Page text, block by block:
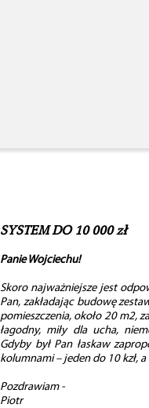
SYSTEM DO 10 000 zł
Panie Wojciechu!
Skoro najważniejsze jest
Pan, zakładając budowę
pomieszczenia, około 20 m2,
łagodny, miły dla ucha,
Gdyby był Pan łaskaw
kolumnami – jeden do 10 kzł,
Pozdrawiam -
Piotr